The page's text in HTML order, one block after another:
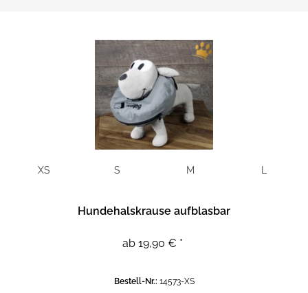
XS S M
Hundehalskrause aufblasbar
ab 19,90 € *
Bestell-Nr.: 14573-XS